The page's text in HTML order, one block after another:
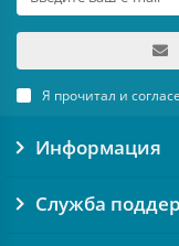
Я прочитал и
Информация
Служба